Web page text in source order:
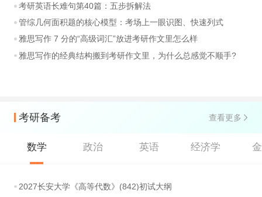
考研英语长难句第40篇：五步拆解法
管综几何面积题的核心模型：考场上一眼识图、快速列式
雅思写作 7 分的“高级词汇”放进考研作文里怎么样
雅思写作的经典结构搬到考研作文里，为什么总感觉不顺手?
考研备考 查看更多
数学 政治 英语 经济学
2027长安大学《高等代数》(842)初试大纲